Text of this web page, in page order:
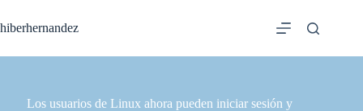
al
contenido
hiberhernandez
Los usuarios de Linux ahora pueden iniciar sesión y